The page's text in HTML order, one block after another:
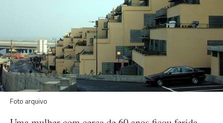
Foto arquivo